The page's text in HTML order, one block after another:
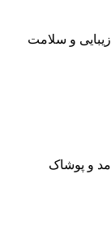
زیبایی و سلامت
مد و پوشاک